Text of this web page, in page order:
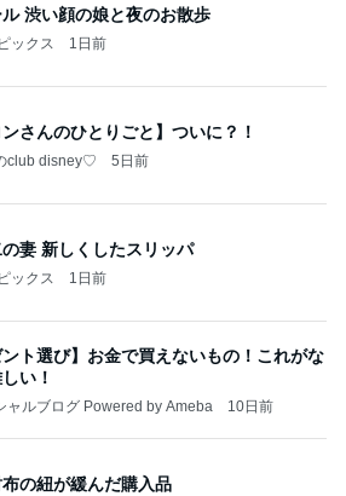
渋い顔の娘と夜のお散歩
ックス 1日前
ンさんのひとりごと】ついに？！
club disney♡ 5日前
妻 新しくしたスリッパ
ックス 1日前
ント選び】お金で買えないもの！これがな
い！
ャルブログ Powered by Ameba 10日前
布の紐が緩んだ購入品